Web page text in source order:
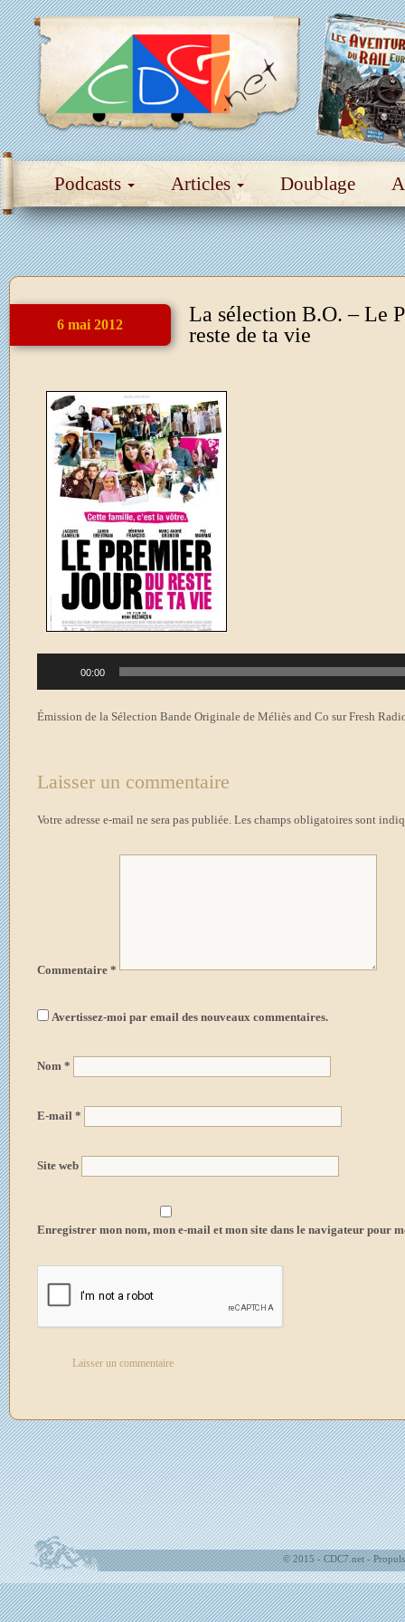
Podcasts Articles Doublage
6 mai 2012
La sélection B.O. – Le
reste de ta vie
00:00
Émission de la Sélection Bande Originale de Méliès and Co sur Fresh
Laisser un commentaire
Votre adresse e-mail ne sera pas publiée. Les champs obligatoires sont
Commentaire *
Avertissez-moi par email des nouveaux commentaires.
Nom *
E-mail *
Site web
Enregistrer mon nom, mon e-mail et mon site dans le navigateur pour
© 2015 - CDC7.net -